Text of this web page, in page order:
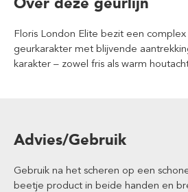
Floris London Elite bezit een
geurkarakter met blijvende
karakter – zowel fris als warm
Advies/Gebruik
Gebruik na het scheren op een
beetje product in beide handen en